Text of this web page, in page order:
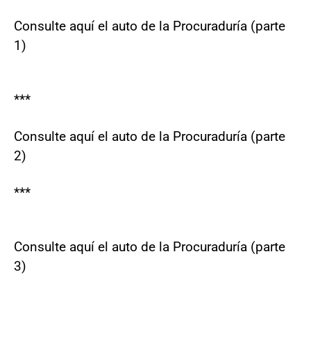
Consulte aquí el auto de la Procuraduría (parte
1)
***
Consulte aquí el auto de la Procuraduría (parte
2)
***
Consulte aquí el auto de la Procuraduría (parte
3)